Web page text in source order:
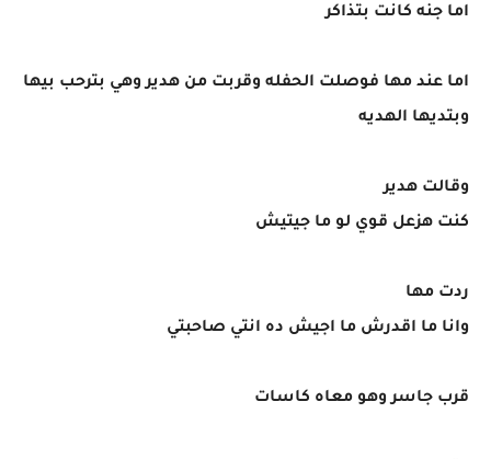
اما جنه كانت بتذاكر
اما عند مها فوصلت الحفله وقربت من هدير وهي بترحب بيها
وبتديها الهديه
وقالت هدير
كنت هزعل قوي لو ما جيتيش
ردت مها
وانا ما اقدرش ما اجيش ده انتي صاحبتي
قرب جاسر وهو معاه كاسات